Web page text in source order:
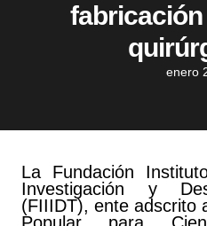
enero
La Fundación
Investigación y
(FIIIDT), ente adscrito